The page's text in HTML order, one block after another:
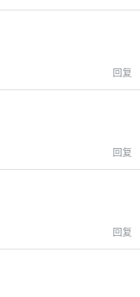
回复
回复
回复